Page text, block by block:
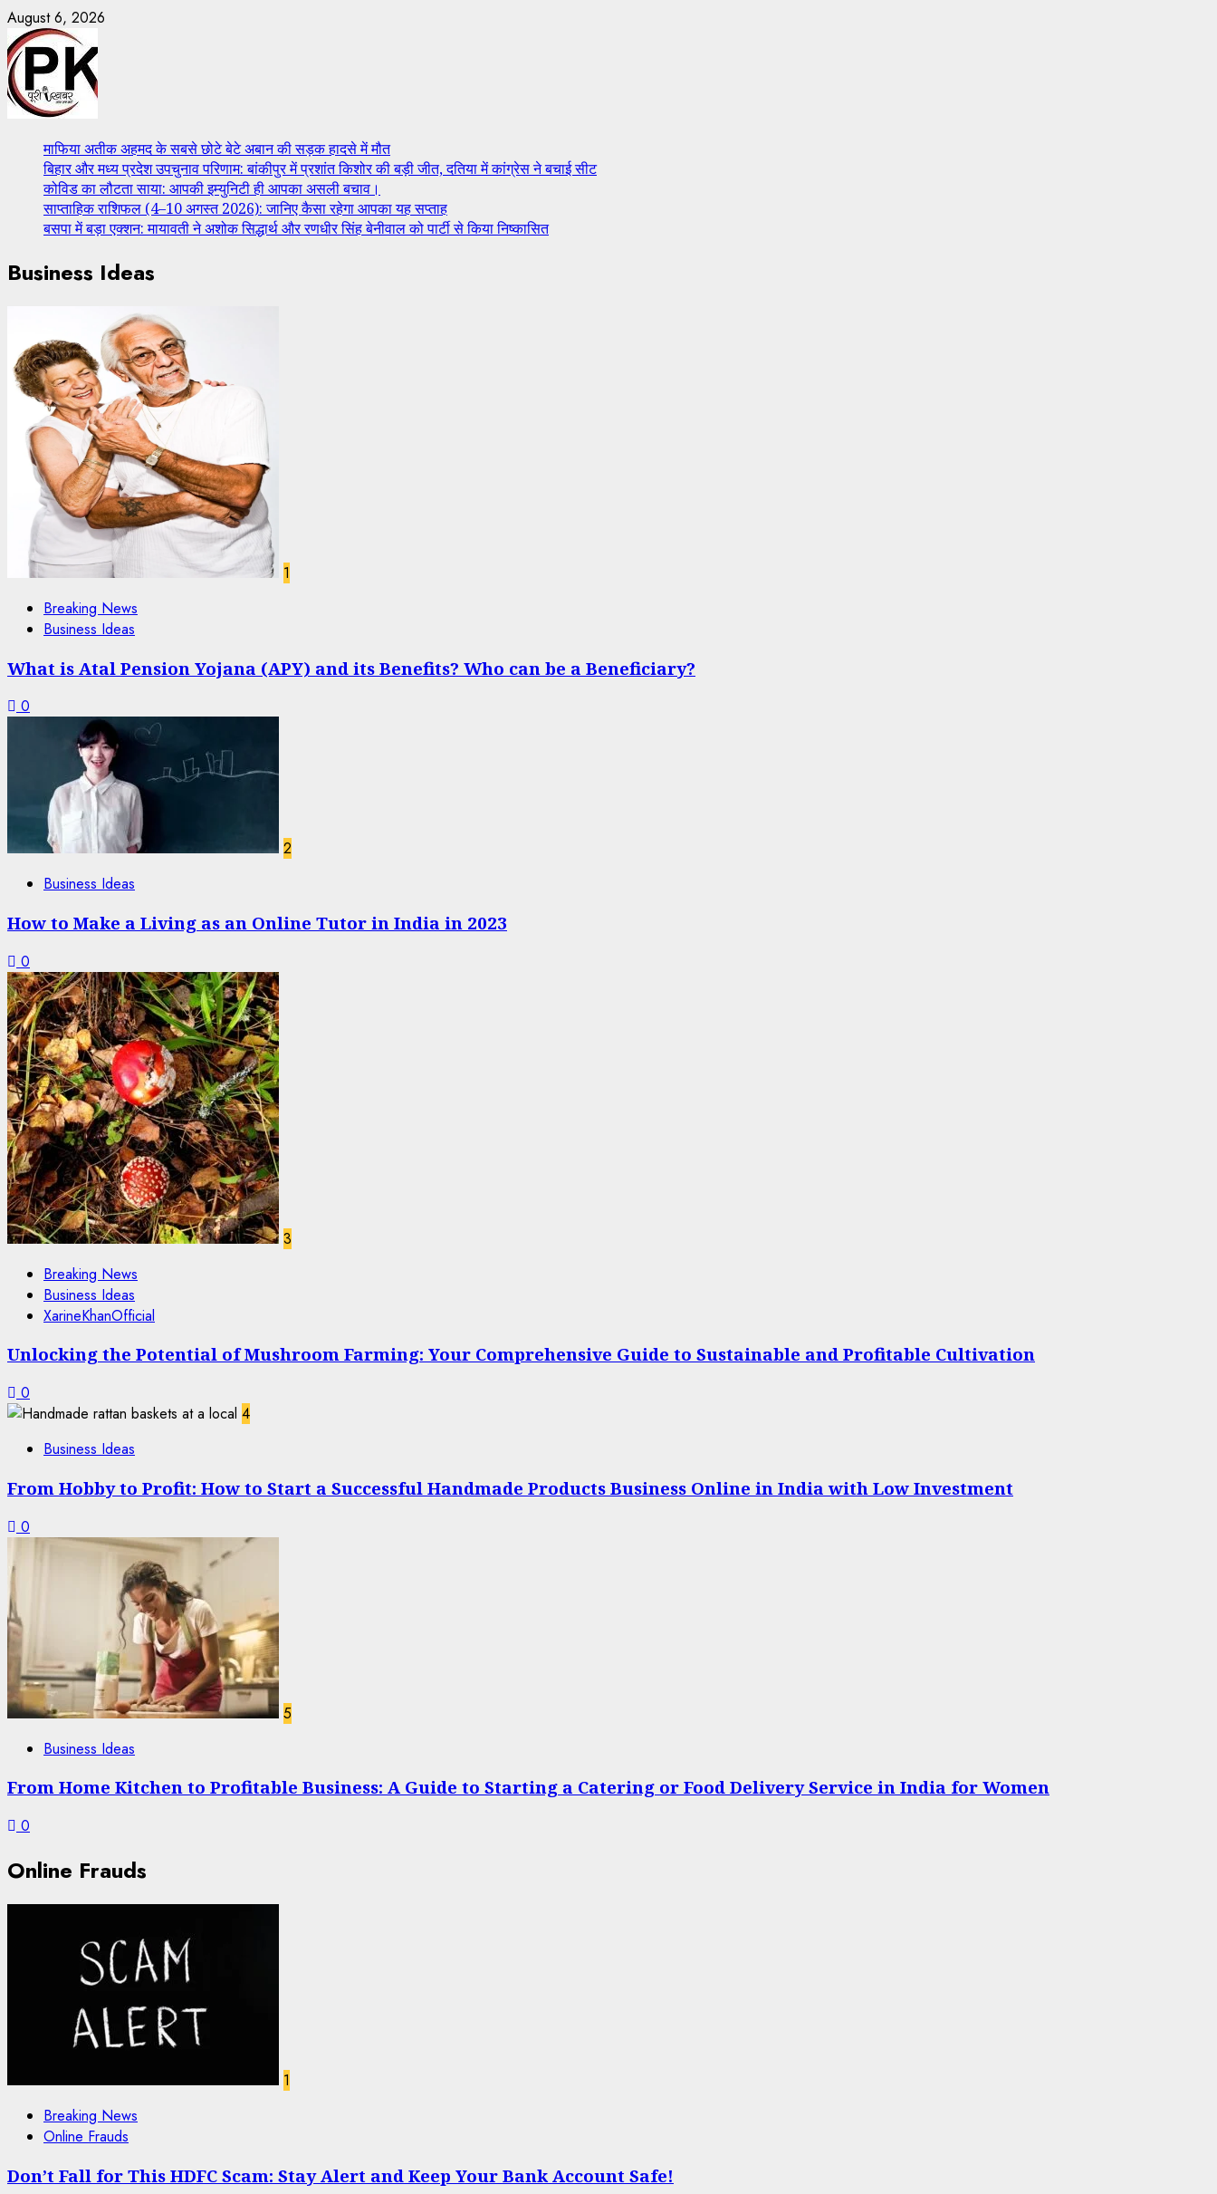
August 6, 2026
माफिया अतीक अहमद के सबसे छोटे बेटे अबान की सड़क हादसे में मौत
बिहार और मध्य प्रदेश उपचुनाव परिणाम: बांकीपुर में प्रशांत किशोर की बड़ी जीत, दतिया में कांग्रेस ने बचाई सीट
कोविड का लौटता साया: आपकी इम्युनिटी ही आपका असली बचाव।
साप्ताहिक राशिफल (4–10 अगस्त 2026): जानिए कैसा रहेगा आपका यह सप्ताह
बसपा में बड़ा एक्शन: मायावती ने अशोक सिद्धार्थ और रणधीर सिंह बेनीवाल को पार्टी से किया निष्कासित
Business Ideas
1
Breaking News
Business Ideas
What is Atal Pension Yojana (APY) and its Benefits? Who can be a Beneficiary?
0
2
Business Ideas
How to Make a Living as an Online Tutor in India in 2023
0
3
Breaking News
Business Ideas
XarineKhanOfficial
Unlocking the Potential of Mushroom Farming: Your Comprehensive Guide to Sustainable and Profitable Cultivation
0
4
Business Ideas
From Hobby to Profit: How to Start a Successful Handmade Products Business Online in India with Low Investment
0
5
Business Ideas
From Home Kitchen to Profitable Business: A Guide to Starting a Catering or Food Delivery Service in India for Women
0
Online Frauds
1
Breaking News
Online Frauds
Don’t Fall for This HDFC Scam: Stay Alert and Keep Your Bank Account Safe!